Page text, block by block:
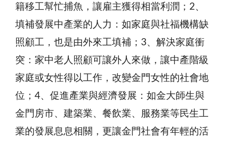
籍移工幫忙捕魚，讓雇主獲得相當利潤；2、
填補發展中產業的人力：如家庭與社福機構缺
照顧工，也是由外來工填補；3、解決家庭衝
突：家中老人照顧可讓外人來做，讓中產階級
家庭或女性得以工作，改變金門女性的社會地
位；4、促進產業與經濟發展：如金大師生與
金門房市、建築業、餐飲業、服務業等民生工
業的發展息息相關，更讓金門社會有年輕的活